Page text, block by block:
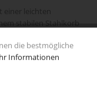
stabilen Stahlkorb
Papiermembran
Leistungen auch bei
und das
die bestmögliche
Informationen